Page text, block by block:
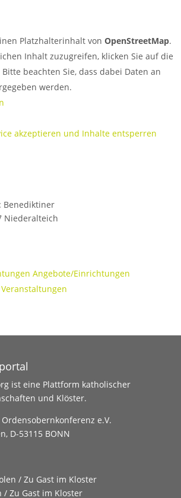
Platzhalterinhalt von OpenStreetMap.
Inhalt zuzugreifen, klicken Sie auf die
beachten Sie, dass dabei Daten an
werden.
akzeptieren und Inhalte entsperren
Benediktiner
Niederalteich
Angebote/Einrichtungen
Veranstaltungen
ist eine Plattform katholischer
und Klöster.
Ordensobernkonferenz e.V.
D-53115 BONN
/ Zu Gast im Kloster